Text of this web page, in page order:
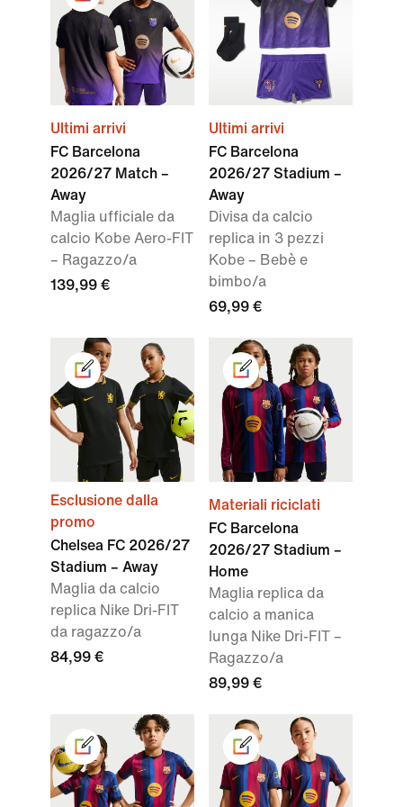
Ultimi arrivi
FC Barcelona
2026/27 Match –
Away
Maglia ufficiale da
calcio Kobe Aero-FIT
– Ragazzo/a
139,99 €
Ultimi arrivi
FC Barcelona
2026/27 Stadium –
Away
Divisa da calcio
replica in 3 pezzi
Kobe – Bebè e
bimbo/a
69,99 €
Esclusione dalla
promo
Chelsea FC 2026/27
Stadium – Away
Maglia da calcio
replica Nike Dri-FIT
da ragazzo/a
84,99 €
Materiali riciclati
FC Barcelona
2026/27 Stadium –
Home
Maglia replica da
calcio a manica
lunga Nike Dri-FIT –
Ragazzo/a
89,99 €